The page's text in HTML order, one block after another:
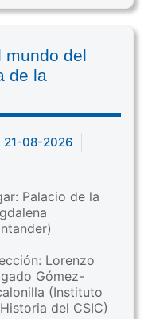
mundo del
de la
21-08-2026
Palacio de la
Lorenzo
Gómez-
(Instituto
del CSIC)